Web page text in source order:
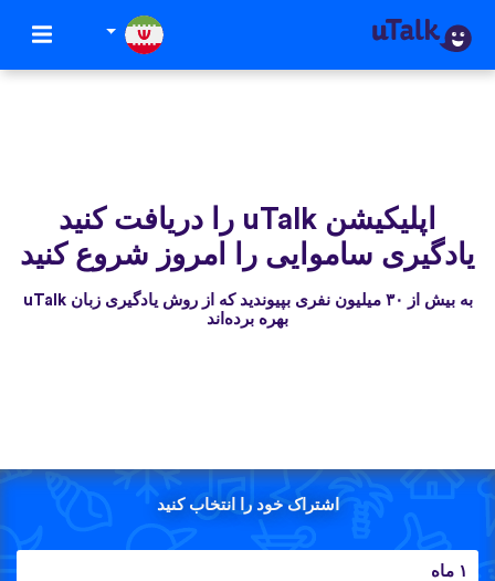
اپلیکیشن uTalk‌ را دریافت کنید
یادگیری ساموایی را امروز شروع کنید
به بیش از ۳۰ میلیون نفری بپیوندید که از روش یادگیری زبان uTalk
بهره برده‌اند
اشتراک خود را انتخاب کنید
۱ ماه